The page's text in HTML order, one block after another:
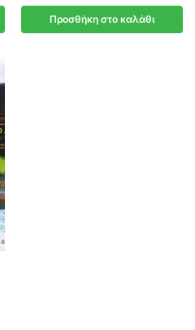
Προσθήκη στο καλάθι